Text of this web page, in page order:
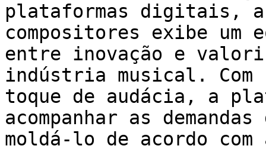
plataformas digitais, a
compositores exibe
entre inovação e
indústria musical. Com
toque de audácia, a
acompanhar as
moldá-lo de acordo com